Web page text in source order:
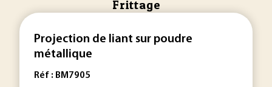
Frittage
Projection de liant sur poudre
métallique
Réf : BM7905